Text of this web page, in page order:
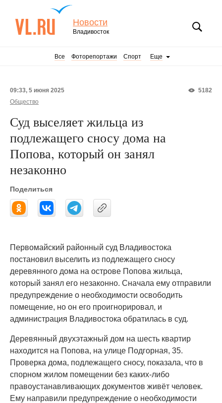
Новости
Владивосток
Все Фоторепортажи Спорт Еще
5182
09:33, 5 июня 2025
Общество
Суд выселяет жильца из
подлежащего сносу дома на
Попова, который он занял
незаконно
Поделиться
Первомайский районный суд Владивостока
постановил выселить из подлежащего сносу
деревянного дома на острове Попова жильца,
который занял его незаконно. Сначала ему отправили
предупреждение о необходимости освободить
помещение, но он его проигнорировал, и
администрация Владивостока обратилась в суд.
Деревянный двухэтажный дом на шесть квартир
находится на Попова, на улице Подгорная, 35.
Проверка дома, подлежащего сносу, показала, что в
спорном жилом помещении без каких-либо
правоустанавливающих документов живёт человек.
Ему направили предупреждение о необходимости